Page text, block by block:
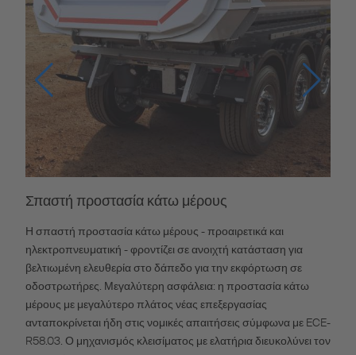
Σπαστή προστασία κάτω μέρους
Η σπαστή προστασία κάτω μέρους - προαιρετικά και
ηλεκτροπνευματική - φροντίζει σε ανοιχτή κατάσταση για
βελτιωμένη ελευθερία στο δάπεδο για την εκφόρτωση σε
οδοστρωτήρες. Μεγαλύτερη ασφάλεια: η προστασία κάτω
μέρους με μεγαλύτερο πλάτος νέας επεξεργασίας
ανταποκρίνεται ήδη στις νομικές απαιτήσεις σύμφωνα με ECE-
R58.03. Ο μηχανισμός κλεισίματος με ελατήρια διευκολύνει τον